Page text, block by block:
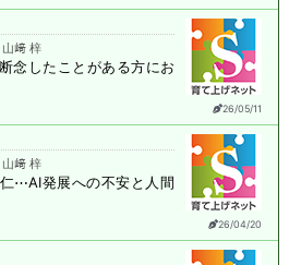
26/05/11
﨑 梓
念したことがある方にお
26/04/20
﨑 梓
仁⋯AI発展への不安と 人間